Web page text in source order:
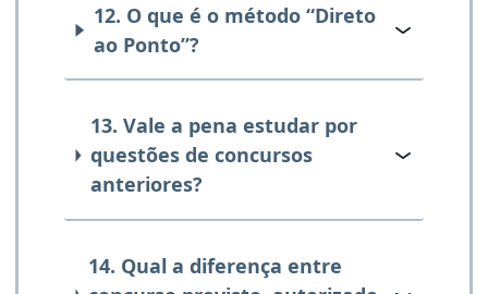
12. O que é o método “Direto
ao Ponto”?
13. Vale a pena estudar por
questões de concursos
anteriores?
14. Qual a diferença entre